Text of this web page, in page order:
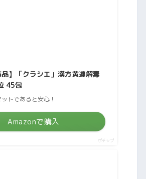
品】「クラシエ」漢方黄連解毒
45包
トであると安心！
Amazonで購入
ポチップ